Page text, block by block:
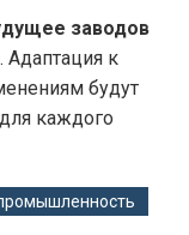
заводов
Адаптация к
будут
каждого